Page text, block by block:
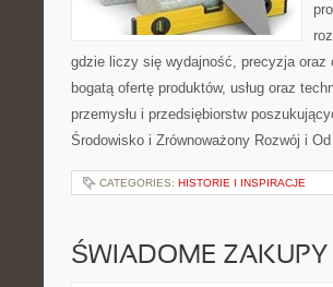
gdzie liczy się wydajność, precyzja oraz
bogatą ofertę produktów, usług oraz
przemysłu i przedsiębiorstw
Środowisko i Zrównoważony Rozwój i
CATEGORIES: HISTORIE I INSPIRACJE
ŚWIADOME ZAKUPY